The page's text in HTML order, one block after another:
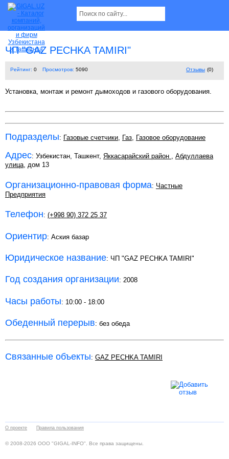
ЧП "GAZ PECHKA TAMIRI"
Рейтинг: 0 Просмотров: 5090 Отзывы (0)
Установка, монтаж и ремонт дымоходов и газового оборудования.
Подразделы: Газовые счетчики, Газ, Газовое оборудование
Адрес: Узбекистан, Ташкент, Яккасарайский район , Абдуллаева
улица, дом 13
Организационно-правовая форма: Частные
Предприятия
Телефон: (+998 90) 372 25 37
Ориентир: Аския базар
Юридическое название: ЧП "GAZ PECHKA TAMIRI"
Год создания организации: 2008
Часы работы: 10:00 - 18:00
Обеденный перерыв: без обеда
Связанные объекты: GAZ PECHKA TAMIRI
О проекте Правила пользования
© 2008-2026 ООО "GIGAL-INFO". Все права защищены.